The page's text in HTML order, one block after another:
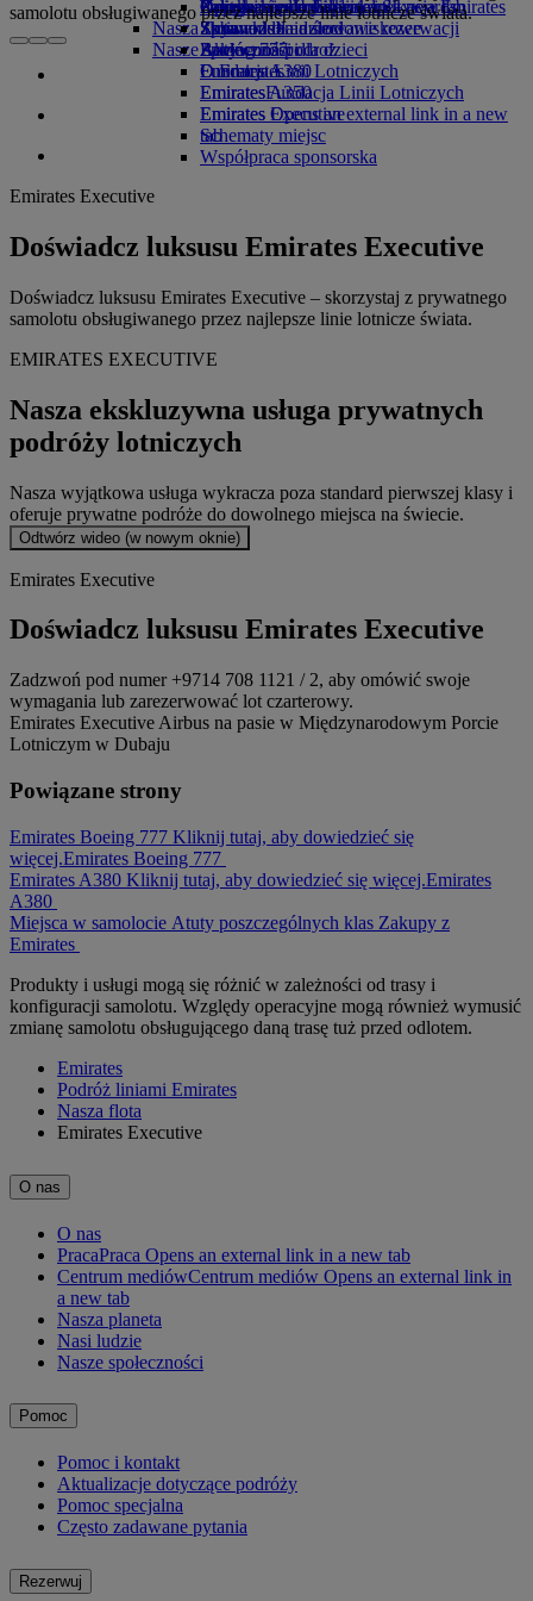
Opens an external link in a new tab
Napoje
Nasza flota
Boeing 777
Emirates A380
Emirates A350
Emirates Executive
Schematy miejsc
Rozrywka dla dzieci
Zabawki dla dzieci
Aktywności dla dzieci
Polityka środowiskowa
Sprawozdania środowiskowe
Nasze społeczności
Fundacja Linii Lotniczych
EmiratesFundacja Linii Lotniczych
Emirates Opens an external link in a new
tab
Współpraca sponsorska
Zaloguj się do Emirates Skywards
Skywards+
Opieka i prośby specjalne
Urządzenie mobilne a aplikacja Emirates
Zmiana lub anulowanie rezerwacji
Zakłócona podroż
O Emirates
samolotu obsługiwanego przez najlepsze linie lotnicze świata.
Emirates Executive
Doświadcz luksusu Emirates Executive
Doświadcz luksusu Emirates Executive – skorzystaj z prywatnego
samolotu obsługiwanego przez najlepsze linie lotnicze świata.
EMIRATES EXECUTIVE
Nasza ekskluzywna usługa prywatnych
podróży lotniczych
Nasza wyjątkowa usługa wykracza poza standard pierwszej klasy i
oferuje prywatne podróże do dowolnego miejsca na świecie.
Odtwórz wideo (w nowym oknie)
Emirates Executive
Doświadcz luksusu Emirates Executive
Zadzwoń pod numer +9714 708 1121 / 2, aby omówić swoje
wymagania lub zarezerwować lot czarterowy.
Emirates Executive Airbus na pasie w Międzynarodowym Porcie
Lotniczym w Dubaju
Powiązane strony
Emirates Boeing 777 Kliknij tutaj, aby dowiedzieć się
więcej.Emirates Boeing 777
Emirates A380 Kliknij tutaj, aby dowiedzieć się więcej.Emirates
A380
Miejsca w samolocie Atuty poszczególnych klas Zakupy z
Emirates
Produkty i usługi mogą się różnić w zależności od trasy i
konfiguracji samolotu. Względy operacyjne mogą również wymusić
zmianę samolotu obsługującego daną trasę tuż przed odlotem.
Emirates
Podróż liniami Emirates
Nasza flota
Emirates Executive
O nas
O nas
PracaPraca Opens an external link in a new tab
Centrum mediówCentrum mediów Opens an external link in
a new tab
Nasza planeta
Nasi ludzie
Nasze społeczności
Pomoc
Pomoc i kontakt
Aktualizacje dotyczące podróży
Pomoc specjalna
Często zadawane pytania
Rezerwuj